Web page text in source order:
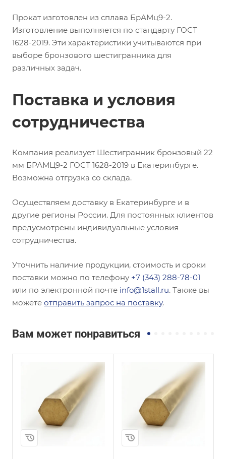
Прокат изготовлен из сплава БрАМц9-2.
Изготовление выполняется по стандарту ГОСТ
1628-2019. Эти характеристики учитываются при
выборе бронзового шестигранника для
различных задач.
Поставка и условия
сотрудничества
Компания реализует Шестигранник бронзовый 22
мм БРАМЦ9-2 ГОСТ 1628-2019 в Екатеринбурге.
Возможна отгрузка со склада.
Осуществляем доставку в Екатеринбурге и в
другие регионы России. Для постоянных клиентов
предусмотрены индивидуальные условия
сотрудничества.
Уточнить наличие продукции, стоимость и сроки
поставки можно по телефону +7 (343) 288-78-01
или по электронной почте info@1stall.ru. Также вы
можете отправить запрос на поставку.
Вам может понравиться
Сплав / Марка стали
БРКН1-3
ГОСТ, ТУ
ТУ 48-21-60-80
Диаметр, мм
8
Сплав / Марка стали
БРАЖНМЦ9-4-4-1
ГОСТ, ТУ
ГОСТ 1628-2019
Диаметр, мм
27